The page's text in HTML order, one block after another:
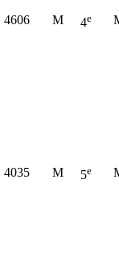
4606 M 4e
4035 M 5e